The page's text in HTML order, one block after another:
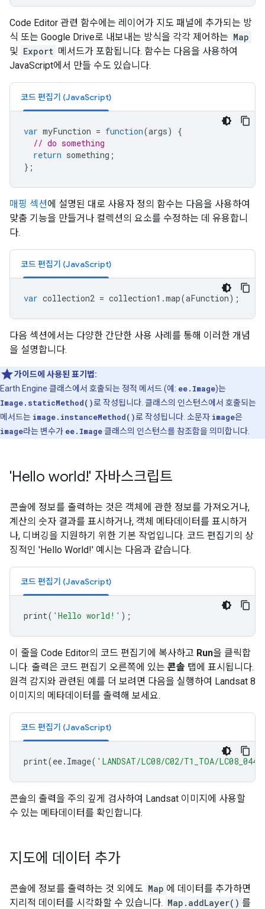
Code Editor 관련 함수에는 레이어가 지도 패널에 추가되는 방
식 또는 Google Drive로 내보내는 방식을 각각 제어하는 Map
및 Export 메서드가 포함됩니다. 함수는 다음을 사용하여
JavaScript에서 만들 수도 있습니다.
코드 편집기 (JavaScript)
var myFunction = function(args)
{
// do something
return something ;
};
매핑 섹션에 설명된 대로 사용자 정의 함수는 다음을 사용하여
맞춤 기능을 만들거나 컬렉션의 요소를 수정하는 데 유용합니
다.
코드 편집기 (JavaScript)
var collection2 = collection1 .map(aFunction);
다음 섹션에서는 다양한 간단한 사용 사례를 통해 이러한 개념
을 설명합니다.
가이드에 사용된 표기법:
Earth Engine 클래스에서 호출되는 정적 메서드 (예: ee.Image)는
Image.staticMethod()로 작성됩니다. 클래스의 인스턴스에서 호출되는
메서드는 image.instanceMethod()로 작성됩니다. 소문자 image은
image라는 변수가 ee.Image클래스의 인스턴스를 참조함을 의미합니다.
'Hello world!' 자바스크립트
콘솔에 정보를 출력하는 것은 객체에 관한 정보를 가져오거나,
계산의 숫자 결과를 표시하거나, 객체 메타데이터를 표시하거
나, 디버깅을 지원하기 위한 기본 작업입니다. 코드 편집기의 상
징적인 'Hello World!' 예시는 다음과 같습니다.
코드 편집기 (JavaScript)
print( 'Hello world!' );
이 줄을 Code Editor의 코드 편집기에 복사하고 Run을 클릭합
니다. 출력은 코드 편집기 오른쪽에 있는 콘솔 탭에 표시됩니다.
원격 감지와 관련된 예를 더 보려면 다음을 실행하여 Landsat 8
이미지의 메타데이터를 출력해 보세요.
코드 편집기 (JavaScript)
print(ee. Image( 'LANDSAT/LC08/C02/T1_TOA/
콘솔의 출력을 주의 깊게 검사하여 Landsat 이미지에 사용할
수 있는 메타데이터를 확인합니다.
지도에 데이터 추가
콘솔에 정보를 출력하는 것 외에도 Map 에 데이터를 추가하면
지리적 데이터를 시각화할 수 있습니다. Map.addLayer() 를